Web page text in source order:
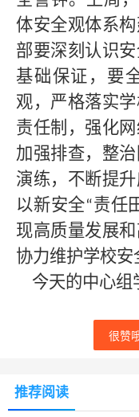
体安全观体系
部要深刻认识
基础保证，要
观，严格落实
责任制，强化网
加强排查，整
演练，不断提
以新安全“责任
现高质量发展
协力维护学校安
今天的中心组
很赞
推荐阅读